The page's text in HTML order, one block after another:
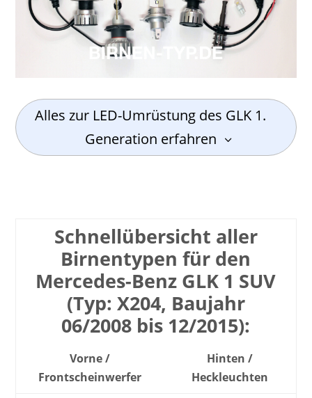
Alles zur LED-Umrüstung des GLK 1.
Generation erfahren
Schnell­übersicht aller
Birnen­typen für den
Mercedes-Benz GLK 1 SUV
(Typ: X204, Baujahr
06/2008 bis 12/2015):
Vorne /
Front­scheinwerfer
Hinten /
Heck­leuchten